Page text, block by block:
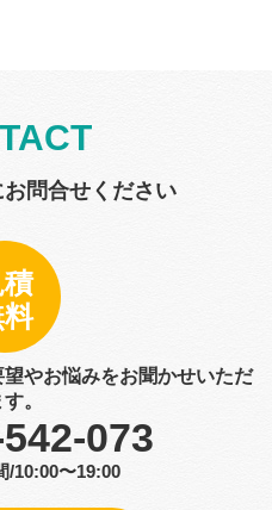
問合せください
積
やお悩みをお聞かせいただ
。
073
/10:00〜19:00